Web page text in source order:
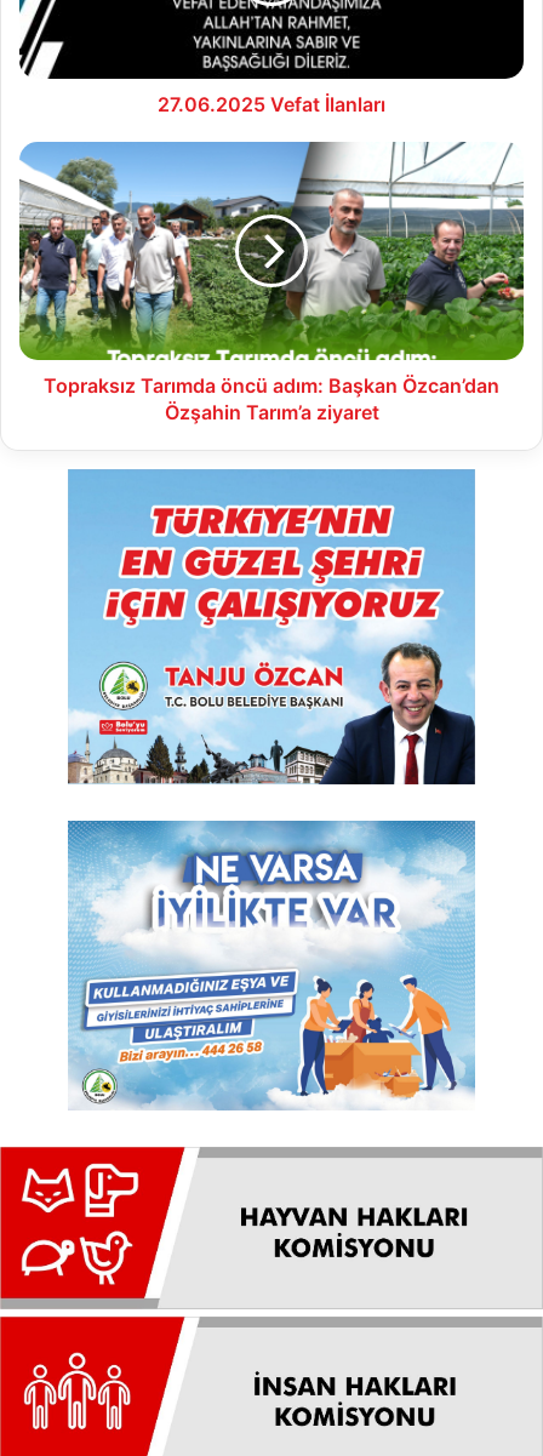
27.06.2025 Vefat İlanları
Topraksız
Tarımda
öncü
adım:
Başkan
Özcan’dan
Özşahin
Tarım’a
ziyaret
Topraksız Tarımda öncü adım: Başkan Özcan’dan
Özşahin Tarım’a ziyaret